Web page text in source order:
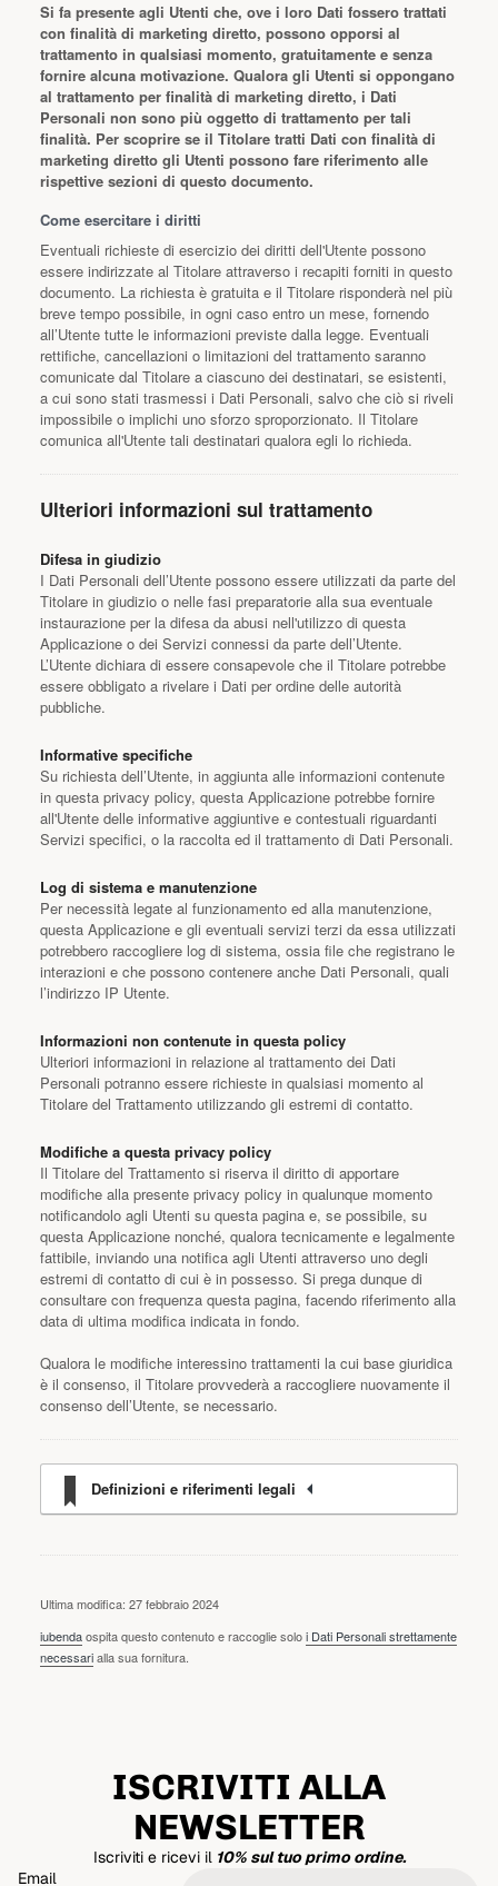
Si fa presente agli Utenti che, ove i loro Dati fossero trattati
con finalità di marketing diretto, possono opporsi al
trattamento in qualsiasi momento, gratuitamente e senza
fornire alcuna motivazione. Qualora gli Utenti si oppongano
al trattamento per finalità di marketing diretto, i Dati
Personali non sono più oggetto di trattamento per tali
finalità. Per scoprire se il Titolare tratti Dati con finalità di
marketing diretto gli Utenti possono fare riferimento alle
rispettive sezioni di questo documento.
Come esercitare i diritti
Eventuali richieste di esercizio dei diritti dell'Utente possono
essere indirizzate al Titolare attraverso i recapiti forniti in questo
documento. La richiesta è gratuita e il Titolare risponderà nel più
breve tempo possibile, in ogni caso entro un mese, fornendo
all’Utente tutte le informazioni previste dalla legge. Eventuali
rettifiche, cancellazioni o limitazioni del trattamento saranno
comunicate dal Titolare a ciascuno dei destinatari, se esistenti,
a cui sono stati trasmessi i Dati Personali, salvo che ciò si riveli
impossibile o implichi uno sforzo sproporzionato. Il Titolare
comunica all'Utente tali destinatari qualora egli lo richieda.
Ulteriori informazioni sul trattamento
Difesa in giudizio
I Dati Personali dell’Utente possono essere utilizzati da parte del
Titolare in giudizio o nelle fasi preparatorie alla sua eventuale
instaurazione per la difesa da abusi nell'utilizzo di questa
Applicazione o dei Servizi connessi da parte dell’Utente.
L’Utente dichiara di essere consapevole che il Titolare potrebbe
essere obbligato a rivelare i Dati per ordine delle autorità
pubbliche.
Informative specifiche
Su richiesta dell’Utente, in aggiunta alle informazioni contenute
in questa privacy policy, questa Applicazione potrebbe fornire
all'Utente delle informative aggiuntive e contestuali riguardanti
Servizi specifici, o la raccolta ed il trattamento di Dati Personali.
Log di sistema e manutenzione
Per necessità legate al funzionamento ed alla manutenzione,
questa Applicazione e gli eventuali servizi terzi da essa utilizzati
potrebbero raccogliere log di sistema, ossia file che registrano le
interazioni e che possono contenere anche Dati Personali, quali
l’indirizzo IP Utente.
Informazioni non contenute in questa policy
Ulteriori informazioni in relazione al trattamento dei Dati
Personali potranno essere richieste in qualsiasi momento al
Titolare del Trattamento utilizzando gli estremi di contatto.
Modifiche a questa privacy policy
Il Titolare del Trattamento si riserva il diritto di apportare
modifiche alla presente privacy policy in qualunque momento
notificandolo agli Utenti su questa pagina e, se possibile, su
questa Applicazione nonché, qualora tecnicamente e legalmente
fattibile, inviando una notifica agli Utenti attraverso uno degli
estremi di contatto di cui è in possesso. Si prega dunque di
consultare con frequenza questa pagina, facendo riferimento alla
data di ultima modifica indicata in fondo.
Qualora le modifiche interessino trattamenti la cui base giuridica
è il consenso, il Titolare provvederà a raccogliere nuovamente il
consenso dell’Utente, se necessario.
Definizioni e riferimenti legali
Ultima modifica: 27 febbraio 2024
iubendaospita questo contenuto e raccoglie soloi Dati Personali strettamente
necessarialla sua fornitura.
ISCRIVITI ALLA
NEWSLETTER
Iscriviti e ricevi il 10% sul tuo primo ordine.
Email